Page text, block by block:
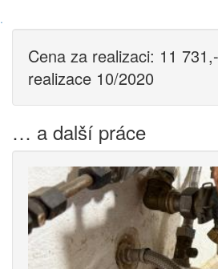
·
Cena za realizaci: 11
realizace 10/2020
… a další práce